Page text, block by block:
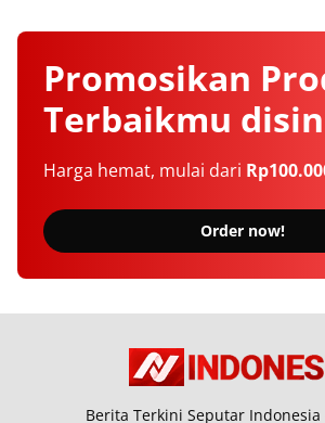
Promosikan
Terbaikmu
Harga hemat, mulai dari
Order now!
Berita Terkini Seputar